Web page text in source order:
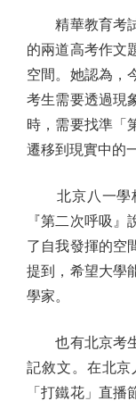
精華教育考試
的兩道高考作文
空間。她認為，
考生需要透過現
時，需要找準「
遷移到現實中的
北京八一學校
『第二次呼吸
了自我發揮的空
提到，希望大學
學家。
也有北京考生
記敘文。在北
「打鐵花」直